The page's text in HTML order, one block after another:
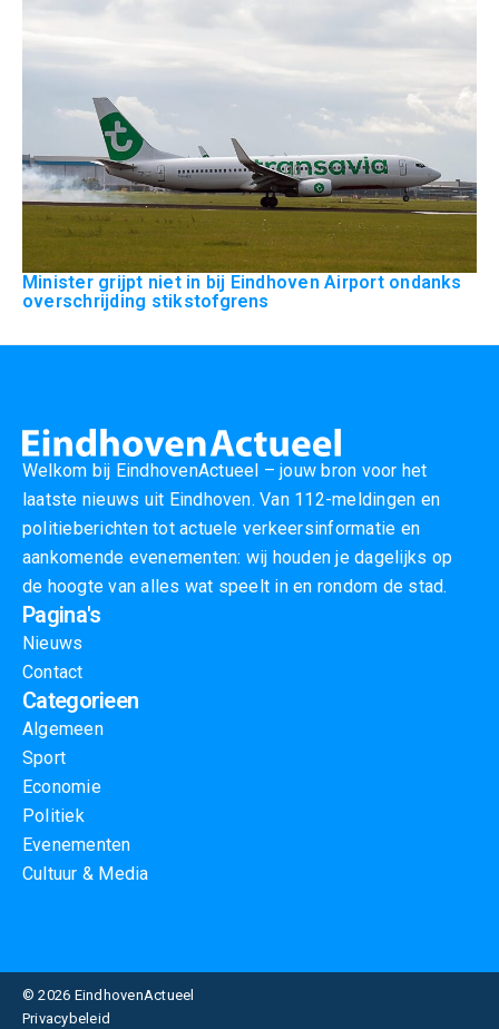
Minister grijpt niet in bij Eindhoven Airport ondanks
overschrijding stikstofgrens
Welkom bij EindhovenActueel – jouw bron voor het
laatste nieuws uit Eindhoven. Van 112-meldingen en
politieberichten tot actuele verkeersinformatie en
aankomende evenementen: wij houden je dagelijks op
de hoogte van alles wat speelt in en rondom de stad.
Pagina's
Nieuws
Contact
Categorieen
Algemeen
Sport
Economie
Politiek
Evenementen
Cultuur & Media
© 2026 EindhovenActueel
Privacybeleid